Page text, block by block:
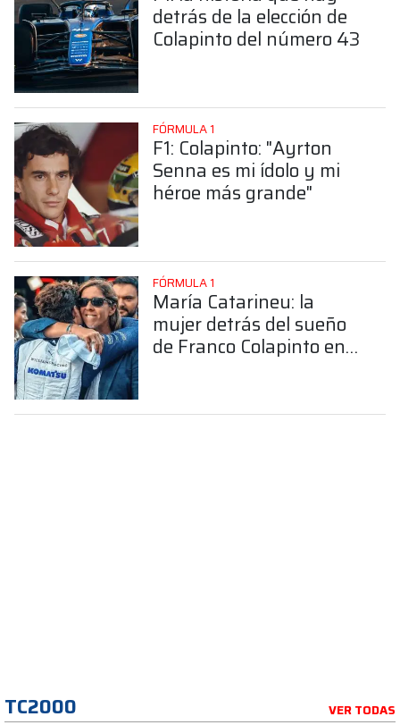
detrás de la elección de
Colapinto del número 43
FÓRMULA 1
F1: Colapinto: "Ayrton
Senna es mi ídolo y mi
héroe más grande"
FÓRMULA 1
María Catarineu: la
mujer detrás del sueño
de Franco Colapinto en
TC2000 VER TODAS